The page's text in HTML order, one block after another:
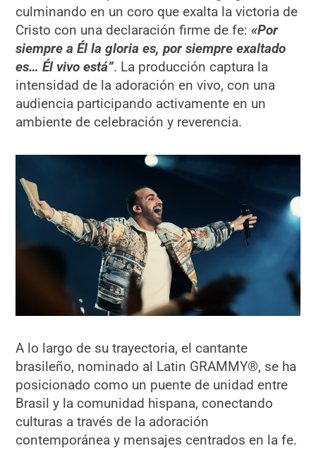
culminando en un coro que exalta la victoria de
Cristo con una declaración firme de fe:«Por
siempre a Él la gloria es, por siempre exaltado
es… Él vivo está”. La producción captura la
intensidad de la adoración en vivo, con una
audiencia participando activamente en un
ambiente de celebración y reverencia.
A lo largo de su trayectoria, el cantante
brasileño, nominado al Latin GRAMMY®, se ha
posicionado como un puente de unidad entre
Brasil y la comunidad hispana, conectando
culturas a través de la adoración
contemporánea y mensajes centrados en la fe.